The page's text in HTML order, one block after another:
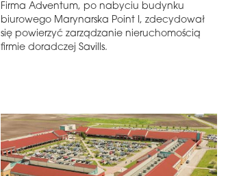
Firma Adventum, po nabyciu budynku
biurowego Marynarska Point I, zdecydował
się powierzyć zarządzanie nieruchomością
firmie doradczej Savills.